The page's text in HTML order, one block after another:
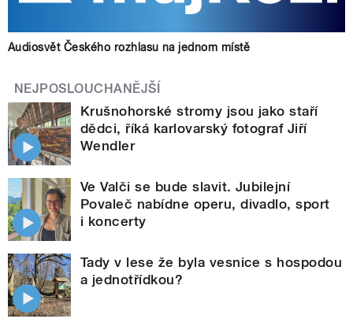
Audiosvět Českého rozhlasu na jednom místě
NEJPOSLOUCHANĚJŠÍ
Krušnohorské stromy jsou jako staří
dědci, říká karlovarský fotograf Jiří
Wendler
Ve Valči se bude slavit. Jubilejní
Povaleč nabídne operu, divadlo, sport
i koncerty
Tady v lese že byla vesnice s hospodou
a jednotřídkou?